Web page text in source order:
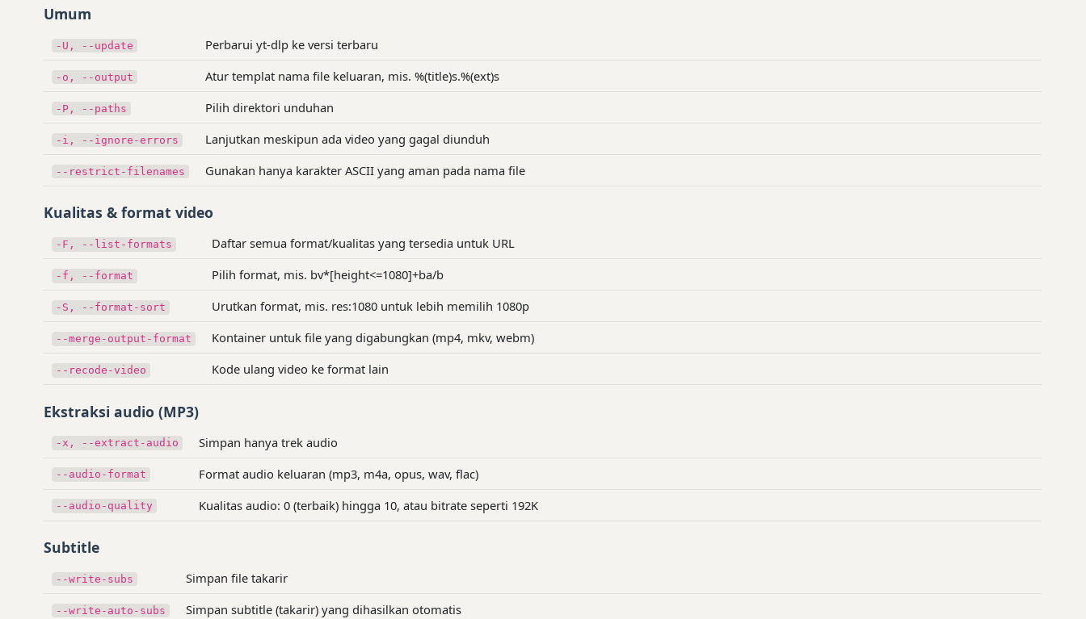
Umum
-U, --update Perbarui yt-dlp ke versi terbaru
-o, --output Atur templat nama file keluaran, mis. %(title)s.%(ext)s
-P, --paths Pilih direktori unduhan
-i, --ignore-errors Lanjutkan meskipun ada video yang gagal diunduh
--restrict-filenames Gunakan hanya karakter ASCII yang aman pada nama file
Kualitas & format video
-F, --list-formats Daftar semua format/kualitas yang tersedia untuk URL
-f, --format Pilih format, mis. bv*[height<=1080]+ba/b
-S, --format-sort Urutkan format, mis. res:1080 untuk lebih memilih 1080p
--merge-output-format Kontainer untuk file yang digabungkan (mp4, mkv, webm)
--recode-video Kode ulang video ke format lain
Ekstraksi audio (MP3)
-x, --extract-audio Simpan hanya trek audio
--audio-format Format audio keluaran (mp3, m4a, opus, wav, flac)
--audio-quality Kualitas audio: 0 (terbaik) hingga 10, atau bitrate seperti 192K
Subtitle
--write-subs Simpan file takarir
--write-auto-subs Simpan subtitle (takarir) yang dihasilkan otomatis